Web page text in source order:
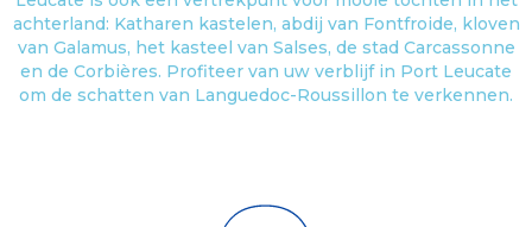
achterland: Katharen kastelen, abdij van Fontfroide, kloven
van Galamus, het kasteel van Salses, de stad Carcassonne
en de Corbières. Profiteer van uw verblijf in Port Leucate
om de schatten van Languedoc-Roussillon te verkennen.